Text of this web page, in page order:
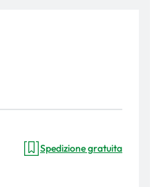
Spedizione gratuita